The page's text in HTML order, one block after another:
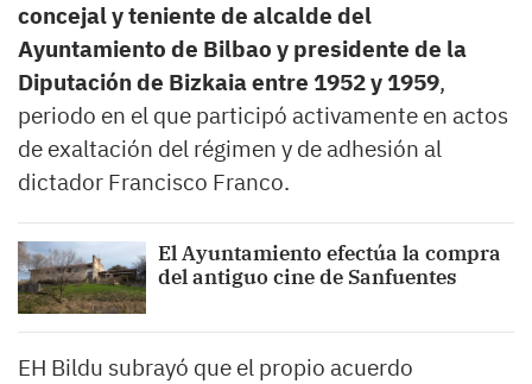
concejal y teniente de alcalde del
Ayuntamiento de Bilbao y presidente de la
Diputación de Bizkaia entre 1952 y 1959,
periodo en el que participó activamente en actos
de exaltación del régimen y de adhesión al
dictador Francisco Franco.
El Ayuntamiento efectúa la compra
del antiguo cine de Sanfuentes
EH Bildu subrayó que el propio acuerdo